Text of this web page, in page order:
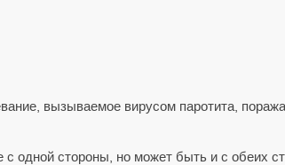
вызываемое вирусом паротита,
одной стороны, но может быть и с обеих